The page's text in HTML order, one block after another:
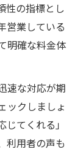
性の指標とし
営業している
明確な料金体
速な対応が期
ックしましょ
てくれる」
利用者の声も